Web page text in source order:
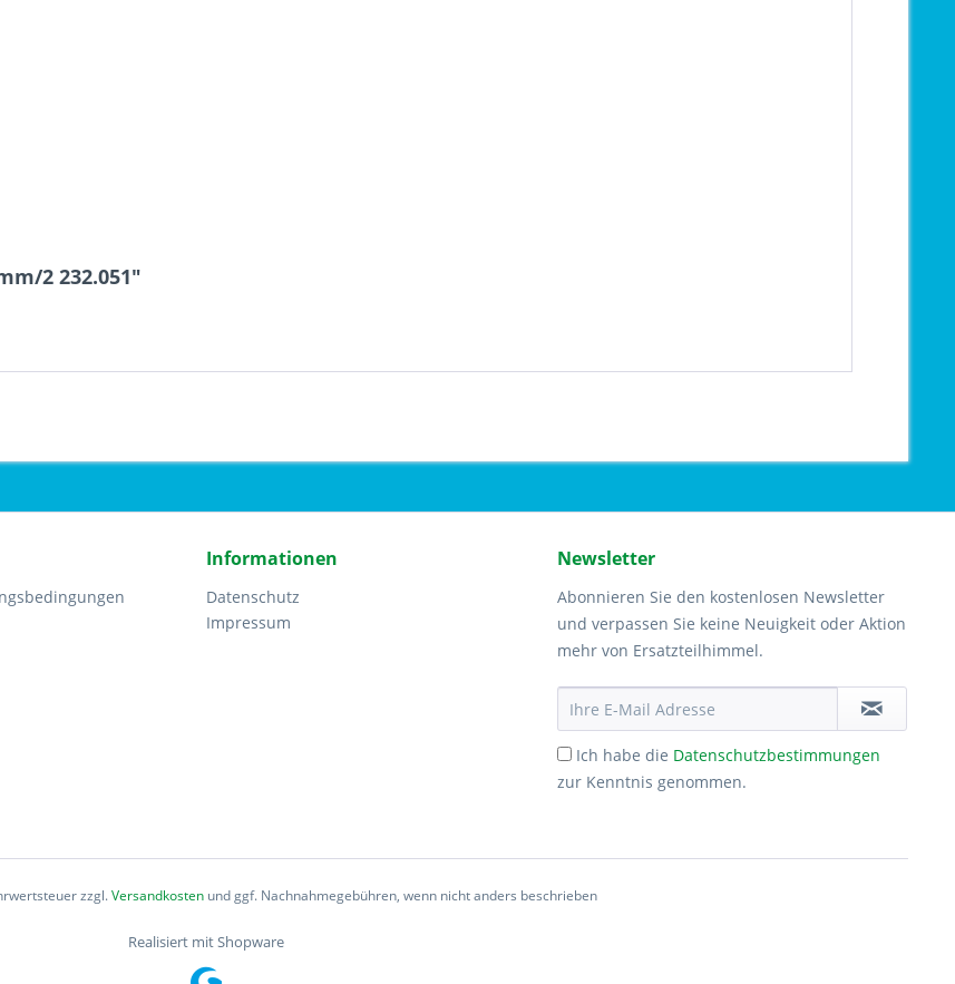
2 232.051"
Informationen
Datenschutz
Impressum
Newsletter
Abonnieren Sie den kostenlosen Newsletter
und verpassen Sie keine Neuigkeit oder Aktion
mehr von Ersatzteilhimmel.
Ich habe die Datenschutzbestimmungen
zur Kenntnis genommen.
zzgl.Versandkostenund ggf. Nachnahmegebühren, wenn nicht anders beschrieben
Realisiert mit Shopware